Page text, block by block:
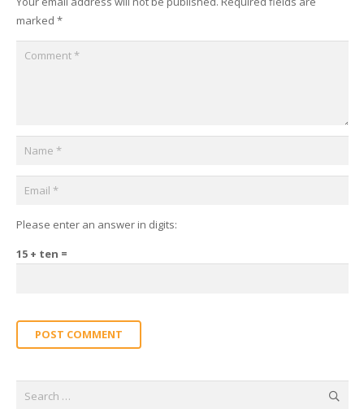
marked *
Please enter an answer in digits:
15 + ten =
POST COMMENT